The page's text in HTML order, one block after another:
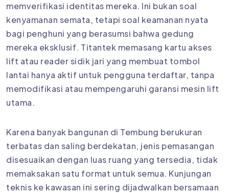
memverifikasi identitas mereka. Ini bukan soal
kenyamanan semata, tetapi soal keamanan nyata
bagi penghuni yang berasumsi bahwa gedung
mereka eksklusif. Titantek memasang kartu akses
lift atau reader sidik jari yang membuat tombol
lantai hanya aktif untuk pengguna terdaftar, tanpa
memodifikasi atau mempengaruhi garansi mesin lift
utama.
Karena banyak bangunan di Tembung berukuran
terbatas dan saling berdekatan, jenis pemasangan
disesuaikan dengan luas ruang yang tersedia, tidak
memaksakan satu format untuk semua. Kunjungan
teknis ke kawasan ini sering dijadwalkan bersamaan